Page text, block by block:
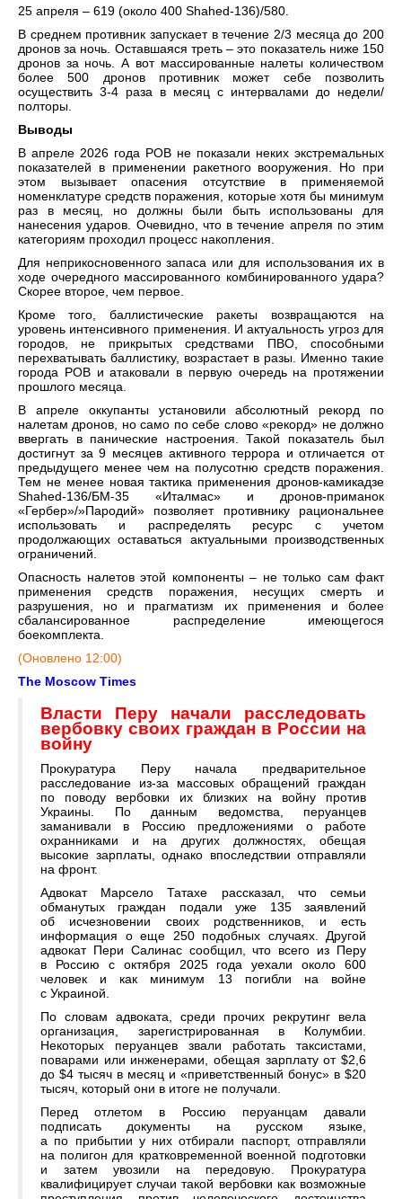
25 апреля – 619 (около 400 Shahed-136)/580.
В среднем противник запускает в течение 2/3 месяца до 200
дронов за ночь. Оставшаяся треть – это показатель ниже 150
дронов за ночь. А вот массированные налеты количеством
более 500 дронов противник может себе позволить
осуществить 3-4 раза в месяц с интервалами до недели/
полторы.
Выводы
В апреле 2026 года РОВ не показали неких экстремальных
показателей в применении ракетного вооружения. Но при
этом вызывает опасения отсутствие в применяемой
номенклатуре средств поражения, которые хотя бы минимум
раз в месяц, но должны были быть использованы для
нанесения ударов. Очевидно, что в течение апреля по этим
категориям проходил процесс накопления.
Для неприкосновенного запаса или для использования их в
ходе очередного массированного комбинированного удара?
Скорее второе, чем первое.
Кроме того, баллистические ракеты возвращаются на
уровень интенсивного применения. И актуальность угроз для
городов, не прикрытых средствами ПВО, способными
перехватывать баллистику, возрастает в разы. Именно такие
города РОВ и атаковали в первую очередь на протяжении
прошлого месяца.
В апреле оккупанты установили абсолютный рекорд по
налетам дронов, но само по себе слово «рекорд» не должно
ввергать в панические настроения. Такой показатель был
достигнут за 9 месяцев активного террора и отличается от
предыдущего менее чем на полусотню средств поражения.
Тем не менее новая тактика применения дронов-камикадзе
Shahed-136/БМ-35 «Италмас» и дронов-приманок
«Гербер»/»Пародий» позволяет противнику рациональнее
использовать и распределять ресурс с учетом
продолжающих оставаться актуальными производственных
ограничений.
Опасность налетов этой компоненты – не только сам факт
применения средств поражения, несущих смерть и
разрушения, но и прагматизм их применения и более
сбалансированное распределение имеющегося
боекомплекта.
(Оновлено 12:00)
The Moscow Times
Власти Перу начали расследовать
вербовку своих граждан в России на
войну
Прокуратура Перу начала предварительное
расследование из-за массовых обращений граждан
по поводу вербовки их близких на войну против
Украины. По данным ведомства, перуанцев
заманивали в Россию предложениями о работе
охранниками и на других должностях, обещая
высокие зарплаты, однако впоследствии отправляли
на фронт.
Адвокат Марсело Татахе рассказал, что семьи
обманутых граждан подали уже 135 заявлений
об исчезновении своих родственников, и есть
информация о еще 250 подобных случаях. Другой
адвокат Пери Салинас сообщил, что всего из Перу
в Россию с октября 2025 года уехали около 600
человек и как минимум 13 погибли на войне
с Украиной.
По словам адвоката, среди прочих рекрутинг вела
организация, зарегистрированная в Колумбии.
Некоторых перуанцев звали работать таксистами,
поварами или инженерами, обещая зарплату от $2,6
до $4 тысяч в месяц и «приветственный бонус» в $20
тысяч, который они в итоге не получали.
Перед отлетом в Россию перуанцам давали
подписать документы на русском языке,
а по прибытии у них отбирали паспорт, отправляли
на полигон для кратковременной военной подготовки
и затем увозили на передовую. Прокуратура
квалифицирует случаи такой вербовки как возможные